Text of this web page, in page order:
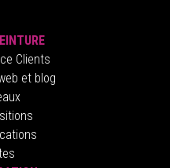
Clients
et blog